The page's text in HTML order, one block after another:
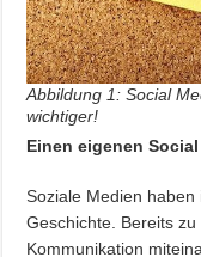
Abbildung 1: Social
wichtiger!
Einen eigenen
Soziale Medien
Geschichte. Bereits
Kommunikation